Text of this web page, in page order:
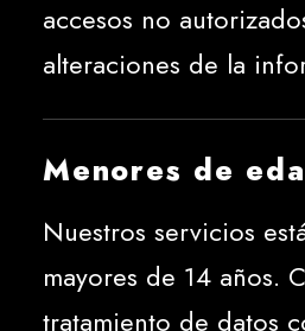
accesos no
alteraciones de la
Menores de
Nuestros servicios
mayores de 14 años.
tratamiento de datos